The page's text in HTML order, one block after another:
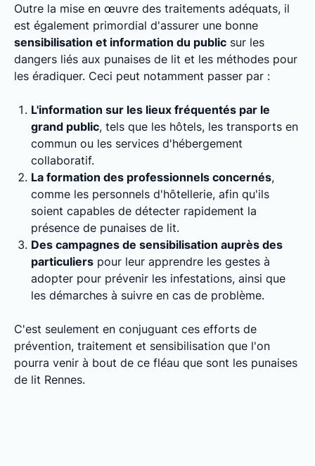
Outre la mise en œuvre des traitements adéquats, il
est également primordial d'assurer une bonne
sensibilisation et information du public sur les
dangers liés aux punaises de lit et les méthodes pour
les éradiquer. Ceci peut notamment passer par :
L'information sur les lieux fréquentés par le
grand public, tels que les hôtels, les transports en
commun ou les services d'hébergement
collaboratif.
La formation des professionnels concernés,
comme les personnels d'hôtellerie, afin qu'ils
soient capables de détecter rapidement la
présence de punaises de lit.
Des campagnes de sensibilisation auprès des
particuliers pour leur apprendre les gestes à
adopter pour prévenir les infestations, ainsi que
les démarches à suivre en cas de problème.
C'est seulement en conjuguant ces efforts de
prévention, traitement et sensibilisation que l'on
pourra venir à bout de ce fléau que sont les punaises
de lit Rennes.